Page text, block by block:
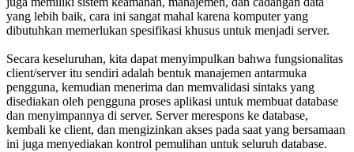
yang lebih baik, cara ini sangat mahal karena komputer yang
dibutuhkan memerlukan spesifikasi khusus untuk menjadi server.
Secara keseluruhan, kita dapat menyimpulkan bahwa fungsionalitas
client/server itu sendiri adalah bentuk manajemen antarmuka
pengguna, kemudian menerima dan memvalidasi sintaks yang
disediakan oleh pengguna proses aplikasi untuk membuat database
dan menyimpannya di server. Server merespons ke database,
kembali ke client, dan mengizinkan akses pada saat yang bersamaan
ini juga menyediakan kontrol pemulihan untuk seluruh database.